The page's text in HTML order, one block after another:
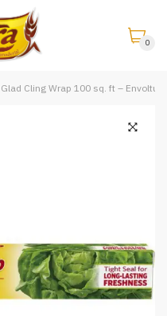
0
Glad Cling Wrap 100 sq. ft –